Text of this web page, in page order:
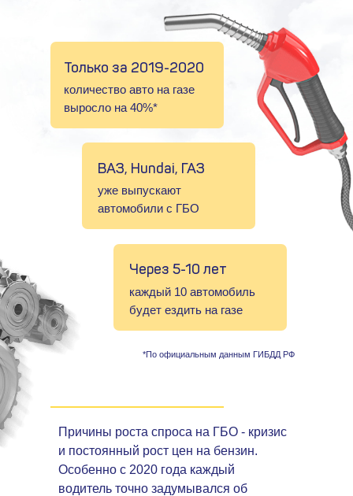
Причины роста спроса на ГБО - кризис
и постоянный рост цен на бензин.
Особенно с 2020 года каждый
водитель точно задумывался об
Только за 2019-2020
количество авто на газе
выросло на 40%*
ВАЗ, Hundai, ГАЗ
уже выпускают
автомобили с ГБО
Через 5-10 лет
каждый 10 автомобиль
будет ездить на газе
*По официальным данным ГИБДД РФ